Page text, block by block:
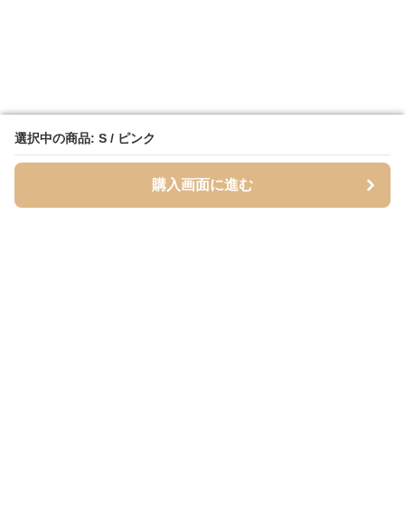
選択中の商品: S / ピンク
購入画面に進む
選択中の商品: S / ピンク
購入画面に進む